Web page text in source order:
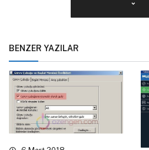
BENZER YAZILAR